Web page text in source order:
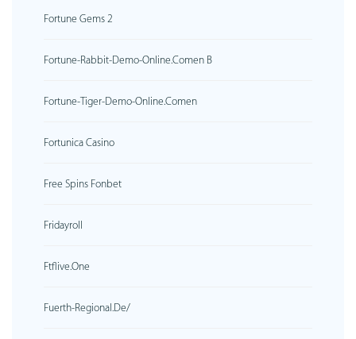
Fortune Gems 2
Fortune-Rabbit-Demo-Online.comen B
Fortune-Tiger-Demo-Online.comen
Fortunica Casino
Free Spins Fonbet
Fridayroll
Ftflive.one
Fuerth-Regional.de/